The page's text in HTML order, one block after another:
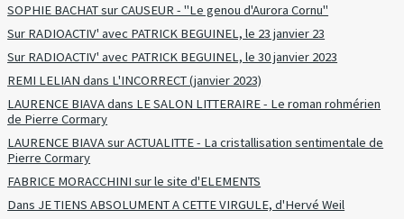
SOPHIE BACHAT sur CAUSEUR - "Le genou d'Aurora Cornu"
Sur RADIOACTIV' avec PATRICK BEGUINEL, le 23 janvier 23
Sur RADIOACTIV' avec PATRICK BEGUINEL, le 30 janvier 2023
REMI LELIAN dans L'INCORRECT (janvier 2023)
LAURENCE BIAVA dans LE SALON LITTERAIRE - Le roman rohmérien
de Pierre Cormary
LAURENCE BIAVA sur ACTUALITTE - La cristallisation sentimentale de
Pierre Cormary
FABRICE MORACCHINI sur le site d'ELEMENTS
Dans JE TIENS ABSOLUMENT A CETTE VIRGULE, d'Hervé Weil